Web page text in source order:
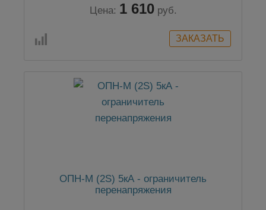
Цена: 1 610 руб.
ОПН-М (2S) 5кА - ограничитель
перенапряжения